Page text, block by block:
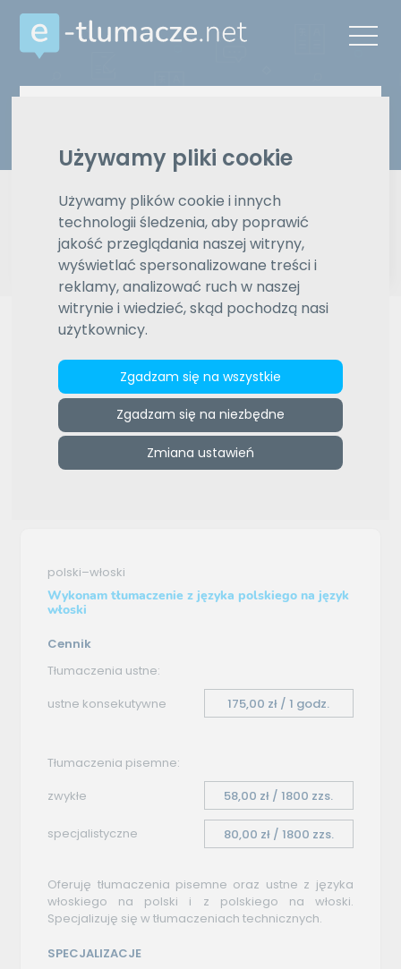
Używamy pliki cookie
Używamy plików cookie i innych
technologii śledzenia, aby poprawić
jakość przeglądania naszej witryny,
wyświetlać spersonalizowane treści i
reklamy, analizować ruch w naszej
witrynie i wiedzieć, skąd pochodzą nasi
użytkownicy.
Zgadzam się na wszystkie
Zgadzam się na niezbędne
Zmiana ustawień
Typ tłumaczenia
Znajdź tłumacza
Wyszukiwanie zaawansowane
ZAMÓW REKLAMĘ W TYM MIEJSCU
e-tlumacze.net>ALDONA PARTYKA>Oferta tłumaczenia -
polski–włoski
Wykonam tłumaczenie z języka polskiego na język
włoski
Cennik
Tłumaczenia ustne:
ustne konsekutywne
175,00 zł / 1 godz.
Tłumaczenia pisemne:
zwykłe
58,00 zł / 1800 zzs.
specjalistyczne 80,00 zł / 1800 zzs.
Oferuję tłumaczenia pisemne oraz ustne z języka
włoskiego na polski i z polskiego na włoski.
Specjalizuję się w tłumaczeniach technicznych.
SPECJALIZACJE